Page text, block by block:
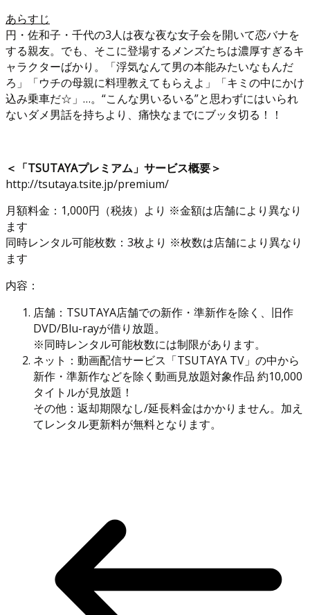
あらすじ
円・佐和子・千代の3人は夜な夜な女子会を開いて恋バナを
する親友。でも、そこに登場するメンズたちは濃厚すぎるキ
ャラクターばかり。「浮気なんて男の本能みたいなもんだ
ろ」「ウチの母親に料理教えてもらえよ」「キミの中にかけ
込み乗車だ☆」…。“こんな男いるいる”と思わずにはいられ
ないダメ男話を持ちより、痛快なまでにブッタ切る！！
＜「TSUTAYAプレミアム」サービス概要＞
http://tsutaya.tsite.jp/premium/
月額料金：1,000円（税抜）より ※金額は店舗により異なり
ます
同時レンタル可能枚数：3枚より ※枚数は店舗により異なり
ます
内容：
店舗：TSUTAYA店舗での新作・準新作を除く、旧作
DVD/Blu-rayが借り放題。
※同時レンタル可能枚数には制限があります。
ネット：動画配信サービス「TSUTAYA TV」の中から
新作・準新作などを除く動画見放題対象作品 約10,000
タイトルが見放題！
その他：返却期限なし/延長料金はかかりません。加え
てレンタル更新料が無料となります。